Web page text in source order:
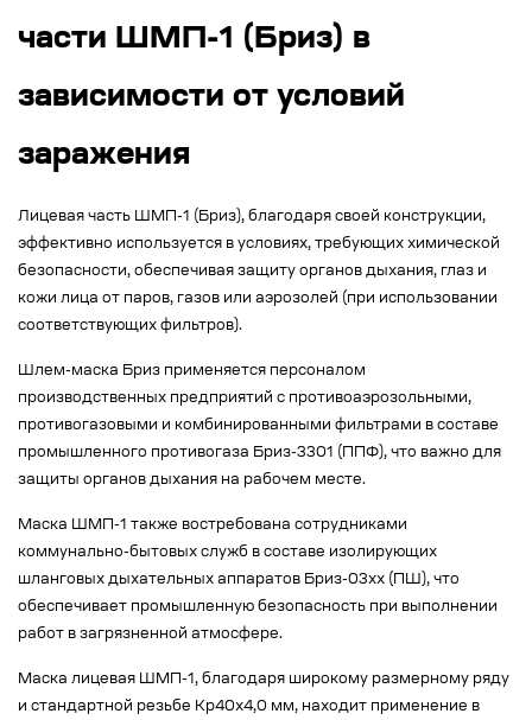
части ШМП-1 (Бриз) в
зависимости от условий
заражения
Лицевая часть ШМП-1 (Бриз), благодаря своей конструкции,
эффективно используется в условиях, требующих химической
безопасности, обеспечивая защиту органов дыхания, глаз и
кожи лица от паров, газов или аэрозолей (при использовании
соответствующих фильтров).
Шлем-маска Бриз применяется персоналом
производственных предприятий с противоаэрозольными,
противогазовыми и комбинированными фильтрами в составе
промышленного противогаза Бриз-3301 (ППФ), что важно для
защиты органов дыхания на рабочем месте.
Маска ШМП-1 также востребована сотрудниками
коммунально-бытовых служб в составе изолирующих
шланговых дыхательных аппаратов Бриз-03xx (ПШ), что
обеспечивает промышленную безопасность при выполнении
работ в загрязненной атмосфере.
Маска лицевая ШМП-1, благодаря широкому размерному ряду
и стандартной резьбе Кр40х4,0 мм, находит применение в